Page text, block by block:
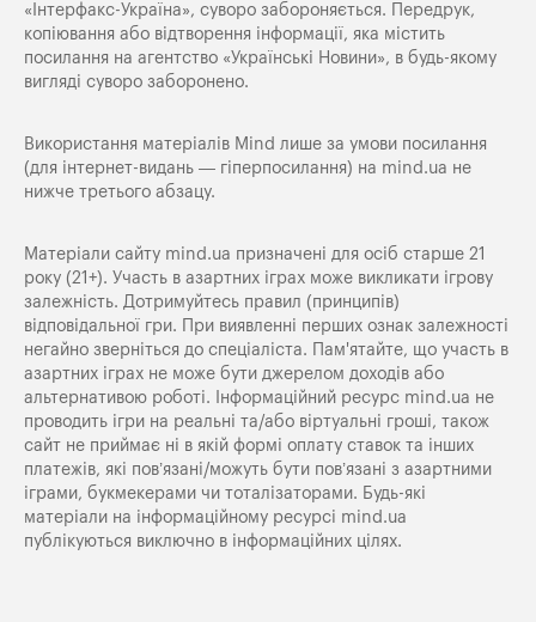
«Iнтерфакс-Україна», суворо забороняється. Передрук,
копіювання або відтворення інформації, яка містить
посилання на агентство «Українські Новини», в будь-якому
вигляді суворо заборонено.
Використання матеріалів Mind лише за умови посилання
(для інтернет-видань — гіперпосилання) на mind.ua не
нижче третього абзацу.
Матеріали сайту mind.ua призначені для осіб старше 21
року (21+). Участь в азартних іграх може викликати ігрову
залежність. Дотримуйтесь правил (принципів)
відповідальної гри. При виявленні перших ознак залежності
негайно зверніться до спеціаліста. Пам'ятайте, що участь в
азартних іграх не може бути джерелом доходів або
альтернативою роботі. Інформаційний ресурс mind.ua не
проводить ігри на реальні та/або віртуальні гроші, також
сайт не приймає ні в якій формі оплату ставок та інших
платежів, які пов’язані/можуть бути пов’язані з азартними
іграми, букмекерами чи тоталізаторами. Будь-які
матеріали на інформаційному ресурсі mind.ua
публікуються виключно в інформаційних цілях.